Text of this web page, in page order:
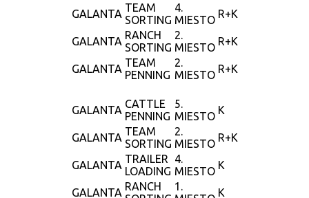
GALANTA TEAM
SORTING
4.
MIESTO R+K
GALANTA RANCH
SORTING
2.
MIESTO R+K
GALANTA TEAM
PENNING
2.
MIESTO R+K
GALANTA CATTLE
PENNING
5.
MIESTO K
GALANTA TEAM
SORTING
2.
MIESTO R+K
GALANTA TRAILER
LOADING
4.
MIESTO K
GALANTA RANCH
1.
K